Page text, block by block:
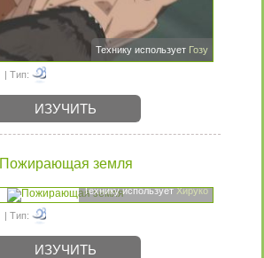
Технику использует Гозу
| Тип:
ИЗУЧИТЬ
Пожирающая земля
Технику используетХируко
| Тип:
ИЗУЧИТЬ